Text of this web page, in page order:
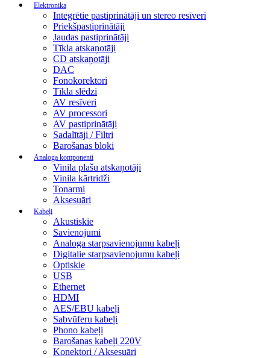
Elektronika
Integrētie pastiprinātāji un stereo resīveri
Priekšpastiprinātāji
Jaudas pastiprinātāji
Tīkla atskaņotāji
CD atskaņotāji
DAC
Fonokorektori
Tīkla slēdzi
AV resīveri
AV processori
AV pastiprinātāji
Sadalītāji / Filtri
Barošanas bloki
Analoga komponenti
Vinila plašu atskaņotāji
Vinila kārtridži
Tonarmi
Aksesuāri
Kabeļi
Akustiskie
Savienojumi
Analoga starpsavienojumu kabeļi
Digitalie starpsavienojumu kabeļi
Optiskie
USB
Ethernet
HDMI
AES/EBU kabeļi
Sabvūferu kabeļi
Phono kabeļi
Barošanas kabeļi 220V
Konektori / Aksesuāri